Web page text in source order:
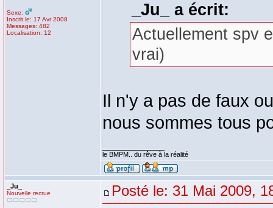
Sexe:
Inscrit le: 17 Avr 2008
Messages: 482
Localisation: 12
_Ju_ a écrit:
Actuellement spv
vrai)
Il n'y a pas de faux
nous sommes tous
le BMPM.. du rêve à la réalité
_Ju_
Nouvelle recrue Posté le: 31 Mai 2009,